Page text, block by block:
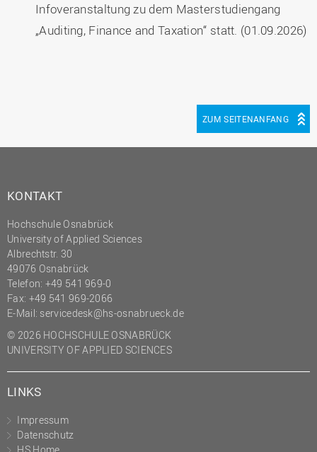
Infoveranstaltung zu dem Masterstudiengang
„Auditing, Finance and Taxation“ statt. (01.09.2026)
ZUM SEITENANFANG
KONTAKT
Hochschule Osnabrück
University of Applied Sciences
Albrechtstr. 30
49076 Osnabrück
Telefon: +49 541 969-0
Fax: +49 541 969-2066
E-Mail: servicedesk@hs-osnabrueck.de
© 2026 HOCHSCHULE OSNABRÜCK
UNIVERSITY OF APPLIED SCIENCES
LINKS
Impressum
Datenschutz